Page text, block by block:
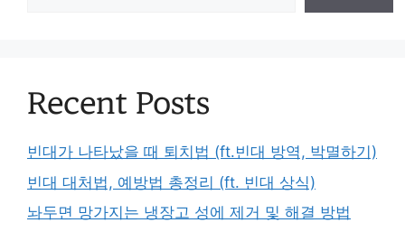
Recent Posts
빈대가 나타났을 때 퇴치법 (ft.빈대 방역, 박멸하기)
빈대 대처법, 예방법 총정리 (ft. 빈대 상식)
놔두면 망가지는 냉장고 성에 제거 및 해결 방법